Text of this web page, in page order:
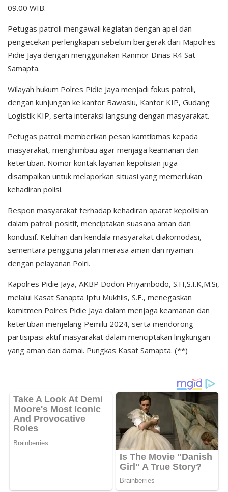
09.00 WIB.
Petugas patroli mengawali kegiatan dengan apel dan
pengecekan perlengkapan sebelum bergerak dari Mapolres
Pidie Jaya dengan menggunakan Ranmor Dinas R4 Sat
Samapta.
Wilayah hukum Polres Pidie Jaya menjadi fokus patroli,
dengan kunjungan ke kantor Bawaslu, Kantor KIP, Gudang
Logistik KIP, serta interaksi langsung dengan masyarakat.
Petugas patroli memberikan pesan kamtibmas kepada
masyarakat, menghimbau agar menjaga keamanan dan
ketertiban. Nomor kontak layanan kepolisian juga
disampaikan untuk melaporkan situasi yang memerlukan
kehadiran polisi.
Respon masyarakat terhadap kehadiran aparat kepolisian
dalam patroli positif, menciptakan suasana aman dan
kondusif. Keluhan dan kendala masyarakat diakomodasi,
sementara pengguna jalan merasa aman dan nyaman
dengan pelayanan Polri.
Kapolres Pidie Jaya, AKBP Dodon Priyambodo, S.H,S.I.K,M.Si,
melalui Kasat Sanapta Iptu Mukhlis, S.E., menegaskan
komitmen Polres Pidie Jaya dalam menjaga keamanan dan
ketertiban menjelang Pemilu 2024, serta mendorong
partisipasi aktif masyarakat dalam menciptakan lingkungan
yang aman dan damai. Pungkas Kasat Samapta. (**)